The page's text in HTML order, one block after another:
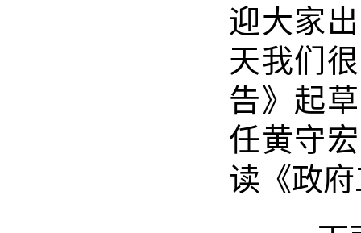
迎大家
天我们
告》起
任黄守
读《政